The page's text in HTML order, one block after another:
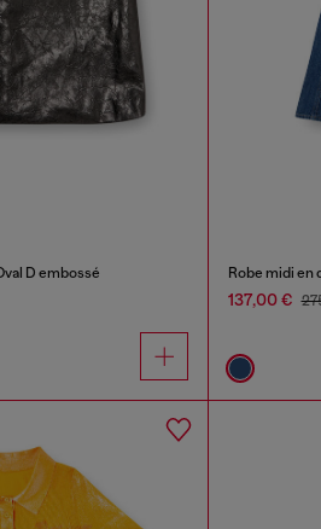
D embossé Robe midi en
137,00 €